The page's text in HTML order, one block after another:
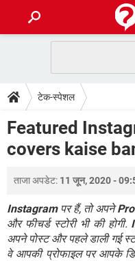
फोन पर अकाउंट बैलेंस चेक
WhatsApp Hack हो गया?
टेक-स्पेशल
2020 के फ्री एंटीवायरस
बेस्ट फ्री ऑनलाइन गेम्स
डाउनलोड
Vidmate
FORUM
TikTok Account Freeze हो गया
SBI बैंक अकाउंट नंबर पता करें
केबल और कनेक्टर्स
सीरियल और पैरलल पोर्ट
टेक-स्पेशल
Featured
covers kaise
ताजा अपडेट: 11 जून, 2020 -
Instagramपर हैं, तो अपने
और फीचर्ड स्टोरी भी की होगी.
अपने पोस्ट और पहले डाली गई
वे आपकी प्रोफाइल पर आपके